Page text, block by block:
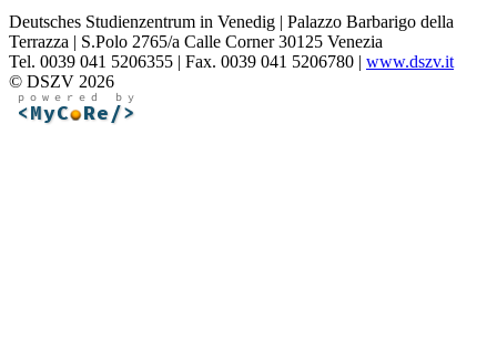
Deutsches Studienzentrum in Venedig | Palazzo Barbarigo della
Terrazza | S.Polo 2765/a Calle Corner 30125 Venezia
Tel. 0039 041 5206355 | Fax. 0039 041 5206780 | www.dszv.it
© DSZV 2026